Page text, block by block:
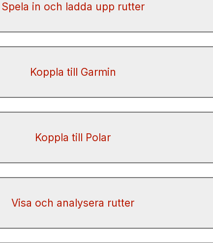
Spela in och ladda upp rutter
Koppla till Garmin
Koppla till Polar
Visa och analysera rutter